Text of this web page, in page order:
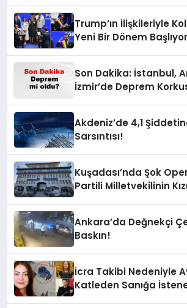
Trump’ın İlişkileriyle
Yeni Bir Dönem
Son Dakika: İstanbul,
İzmir’de Deprem
Akdeniz’de 4,1
Sarsıntısı!
Kuşadası’nda Şok
Partili Milletvekilinin
Ankara’da Değnekçi
Baskın!
İcra Takibi Nedeniyle
Katleden Sanığa